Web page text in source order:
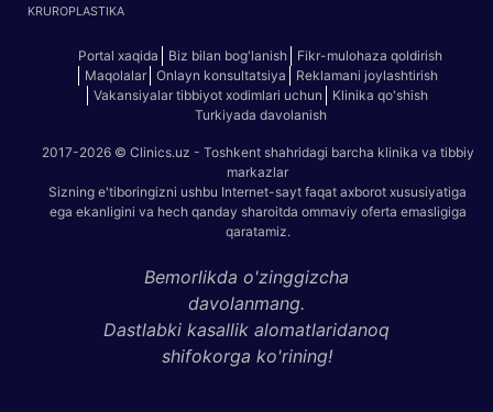
KRUROPLASTIKA
Portal xaqida Biz bilan bog'lanish
Fikr-mulohaza qoldirish
Maqolalar
Onlayn konsultatsiya
Reklamani joylashtirish
Vakansiyalar tibbiyot xodimlari uchun
Klinika qo'shish
Turkiyada davolanish
2017-2026 © Clinics.uz - Toshkent shahridagi barcha klinika va tibbiy
markazlar
Sizning e'tiboringizni ushbu Internet-sayt faqat axborot xususiyatiga
ega ekanligini va hech qanday sharoitda ommaviy oferta emasligiga
qaratamiz.
Bemorlikda o'zinggizcha
davolanmang.
Dastlabki kasallik alomatlaridanoq
shifokorga ko'rining!